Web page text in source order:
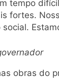
tempo
fortes.
obras do